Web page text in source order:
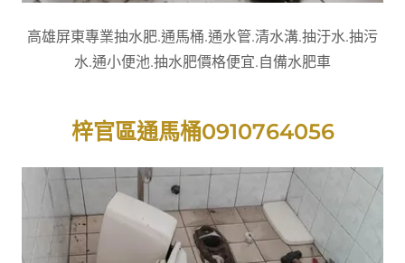
高雄屏東專業抽水肥.通馬桶.通水管.清水溝.抽汙水.抽污
水.通小便池.抽水肥價格便宜.自備水肥車
梓官區通馬桶0910764056